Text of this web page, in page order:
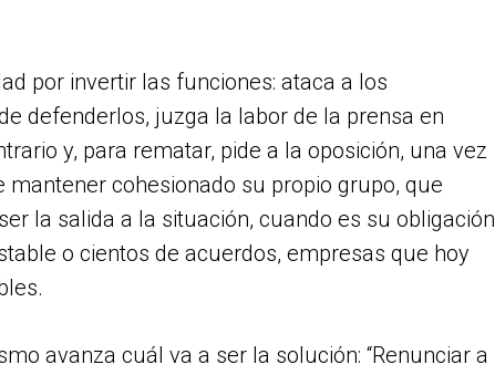
por invertir las funciones: ataca a los
defenderlos, juzga la labor de la prensa en
y, para rematar, pide a la oposición, una vez
mantener cohesionado su propio grupo, que
la salida a la situación, cuando es su obligación
o cientos de acuerdos, empresas que hoy
avanza cuál va a ser la solución: “Renunciar a